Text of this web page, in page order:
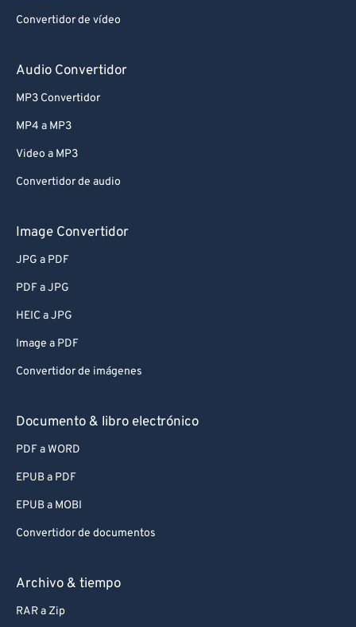
Convertidor de vídeo
Audio Convertidor
MP3 Convertidor
MP4 a MP3
Video a MP3
Convertidor de audio
Image Convertidor
JPG a PDF
PDF a JPG
HEIC a JPG
Image a PDF
Convertidor de imágenes
Documento & libro electrónico
PDF a WORD
EPUB a PDF
EPUB a MOBI
Convertidor de documentos
Archivo & tiempo
RAR a Zip